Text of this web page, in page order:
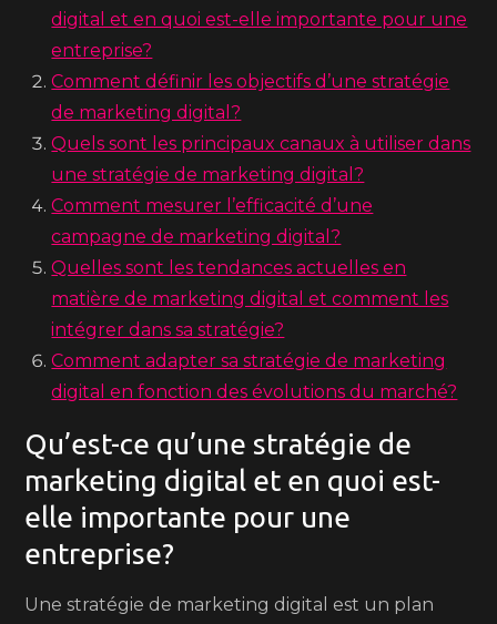
digital et en quoi est-elle importante pour une
entreprise?
Comment définir les objectifs d’une stratégie
de marketing digital?
Quels sont les principaux canaux à utiliser dans
une stratégie de marketing digital?
Comment mesurer l’efficacité d’une
campagne de marketing digital?
Quelles sont les tendances actuelles en
matière de marketing digital et comment les
intégrer dans sa stratégie?
Comment adapter sa stratégie de marketing
digital en fonction des évolutions du marché?
Qu’est-ce qu’une stratégie de
marketing digital et en quoi est-
elle importante pour une
entreprise?
Une stratégie de marketing digital est un plan